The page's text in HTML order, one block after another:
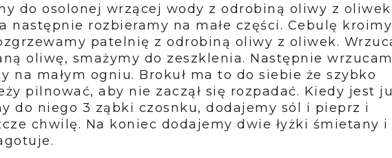
do osolonej wrzącej wody z odrobiną oliwy z oliwek.
następnie rozbieramy na małe części. Cebulę
patelnię z odrobiną oliwy z oliwek.
oliwę, smażymy do zeszklenia. Następnie
na małym ogniu. Brokuł ma to do siebie że szybko
pilnować, aby nie zaczął się rozpadać. Kiedy jest
do niego 3 ząbki czosnku, dodajemy sól i pieprz i
chwilę. Na koniec dodajemy dwie łyżki śmietany i